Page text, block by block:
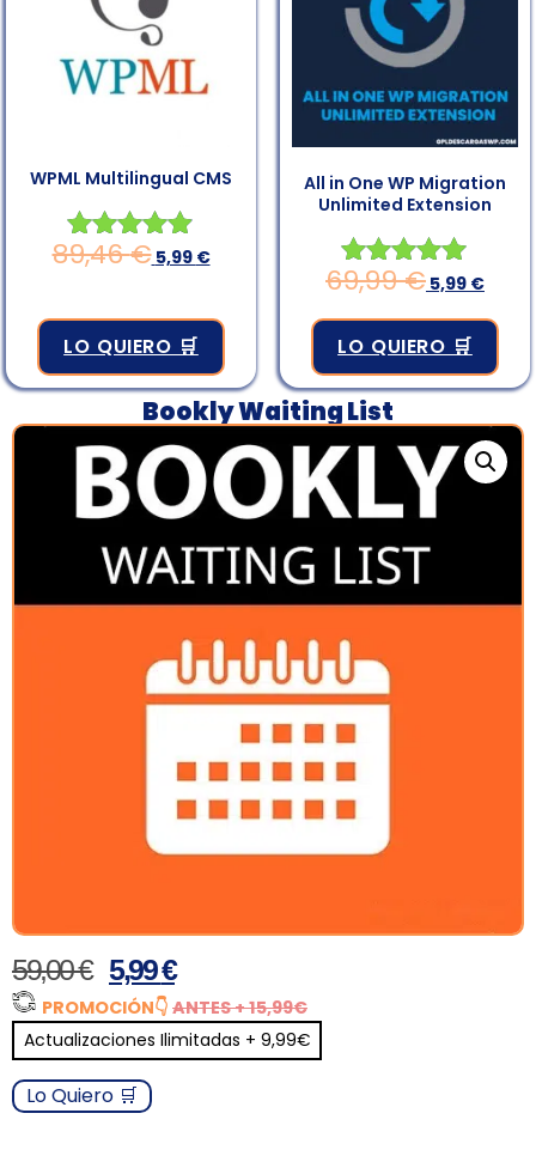
WPML Multilingual CMS
Valorado en
89,46€ 5,99 €
LO QUIERO 🛒
All in One WP Migration
Unlimited Extension
Valorado en
69,99€ 5,99 €
LO QUIERO 🛒
Bookly Waiting List
59,00€ 5,99€
PROMOCIÓN👇 ANTES + 15,99€
Actualizaciones Ilimitadas + 9,99€
Lo Quiero 🛒